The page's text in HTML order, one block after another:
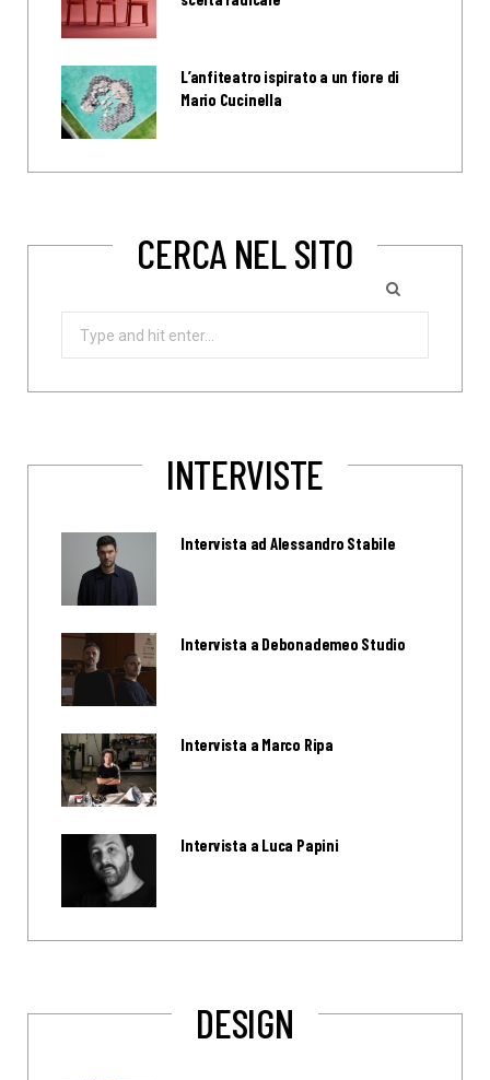
L’anfiteatro ispirato a un fiore di
Mario Cucinella
CERCA NEL SITO
INTERVISTE
Intervista ad Alessandro Stabile
Intervista a Debonademeo Studio
Intervista a Marco Ripa
Intervista a Luca Papini
DESIGN